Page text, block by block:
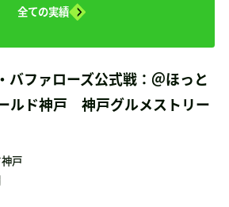
全ての実績
バファローズ公式戦：＠ほっと
ルド神戸 神戸グルメストリー
戸